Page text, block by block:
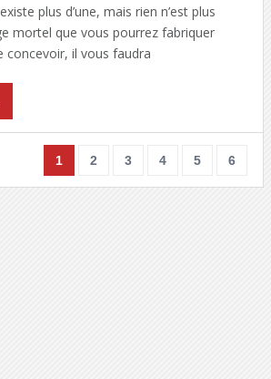
plus d’une, mais rien n’est plus
mortel que vous pourrez fabriquer
concevoir, il vous faudra
1 2 3 4 5 6